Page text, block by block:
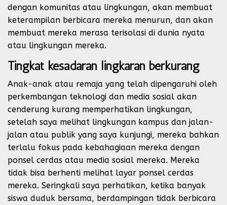
dengan komunitas atau lingkungan, akan membuat
keterampilan berbicara mereka menurun, dan akan
membuat mereka merasa terisolasi di dunia nyata
atau lingkungan mereka.
Tingkat kesadaran lingkaran berkurang
Anak-anak atau remaja yang telah dipengaruhi oleh
perkembangan teknologi dan media sosial akan
cenderung kurang memperhatikan lingkungan,
setelah saya melihat lingkungan kampus dan jalan-
jalan atau publik yang saya kunjungi, mereka bahkan
terlalu fokus pada kebahagiaan mereka dengan
ponsel cerdas atau media sosial mereka. Mereka
tidak bisa berhenti melihat layar ponsel cerdas
mereka. Seringkali saya perhatikan, ketika banyak
siswa duduk bersama, berdampingan tidak berbicara